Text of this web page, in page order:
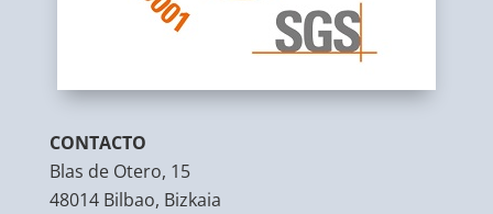
CONTACTO
Blas de Otero, 15
48014 Bilbao, Bizkaia